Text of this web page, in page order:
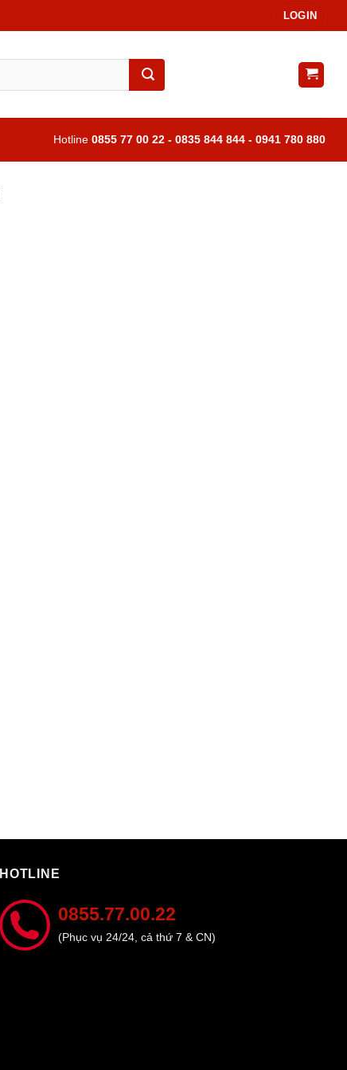
LOGIN
Hotline 0855 77 00 22 - 0835 844 844 - 0941 780 880
HOTLINE
0855.77.00.22
(Phục vụ 24/24, cả thứ 7 & CN)